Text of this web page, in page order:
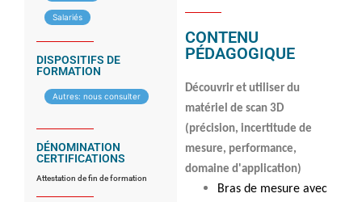
Salariés
DISPOSITIFS DE
FORMATION
Autres: nous consulter
DÉNOMINATION
CERTIFICATIONS
Attestation de fin de formation
CONTENU
PÉDAGOGIQUE
Découvrir et utiliser du
matériel de scan 3D
(précision, incertitude de
mesure, performance,
domaine d'application)
Bras de mesure avec